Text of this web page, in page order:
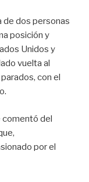
de dos personas
posición y
Unidos y
vuelta al
con el
comentó del
por el